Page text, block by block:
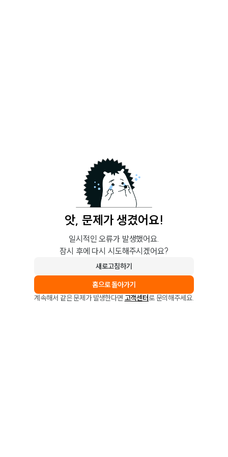
앗, 문제가 생겼어요!
일시적인 오류가 발생했어요.
잠시 후에 다시 시도해주시겠어요?
새로고침하기
홈으로 돌아가기
계속해서 같은 문제가 발생한다면 고객센터로 문의해주세요.